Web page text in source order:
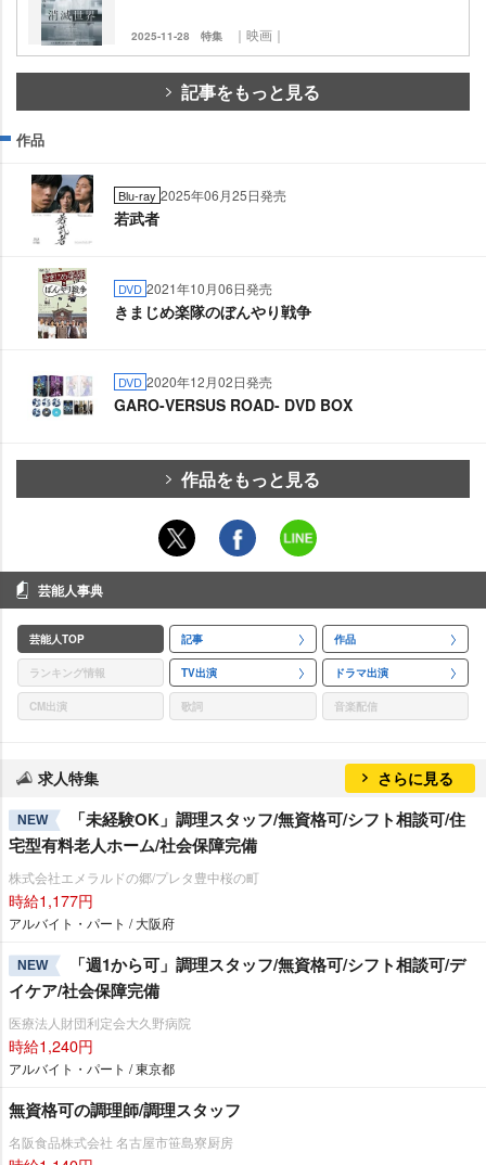
2025-11-28 特集 ｜映画｜
記事をもっと見る
作品
Blu-ray 2025年06月25日発売
若武者
DVD 2021年10月06日発売
きまじめ楽隊のぼんやり戦争
DVD 2020年12月02日発売
GARO-VERSUS ROAD- DVD BOX
作品をもっと見る
芸能人事典
芸能人TOP 記事 作品
ランキング情報 TV出演 ドラマ出演
CM出演 歌詞 音楽配信
求人特集 さらに見る
NEW
「未経験OK」調理スタッフ/無資格可/シフト相談可/住
宅型有料老人ホーム/社会保障完備
株式会社エメラルドの郷/プレタ豊中桜の町
時給1,177円
アルバイト・パート / 大阪府
NEW
「週1から可」調理スタッフ/無資格可/シフト相談可/デ
イケア/社会保障完備
医療法人財団利定会大久野病院
時給1,240円
アルバイト・パート / 東京都
無資格可の調理師/調理スタッフ
名阪食品株式会社 名古屋市笹島寮厨房